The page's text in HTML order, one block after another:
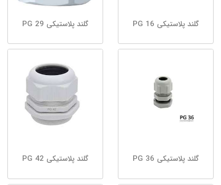
گلند پلاستیکی PG 16 گلند پلاستیکی PG 29
گلند پلاستیکی PG 36 گلند پلاستیکی PG 42